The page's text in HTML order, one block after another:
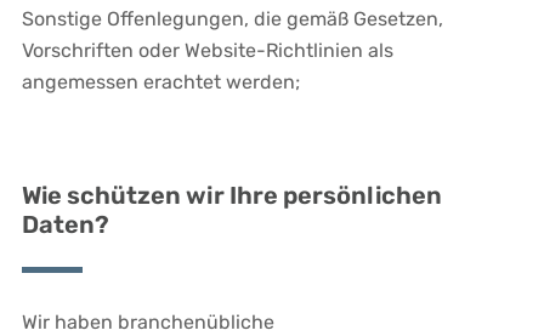
Sonstige Offenlegungen, die gemäß Gesetzen,
Vorschriften oder Website-Richtlinien als
angemessen erachtet werden;
Wie schützen wir Ihre persönlichen
Daten?
Wir haben branchenübliche